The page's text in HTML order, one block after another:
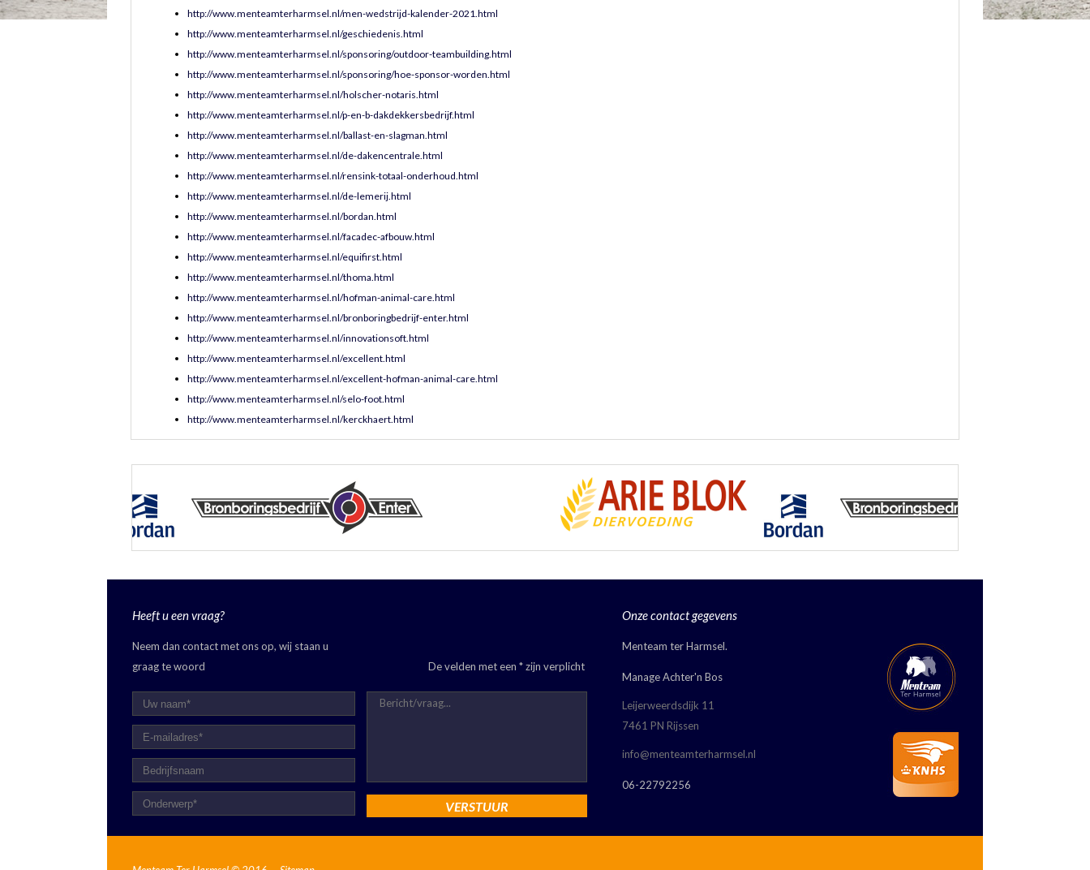
http://www.menteamterharmsel.nl/men-wedstrijd-kalender-2021.html
http://www.menteamterharmsel.nl/geschiedenis.html
http://www.menteamterharmsel.nl/sponsoring/outdoor-teambuilding.html
http://www.menteamterharmsel.nl/sponsoring/hoe-sponsor-worden.html
http://www.menteamterharmsel.nl/holscher-notaris.html
http://www.menteamterharmsel.nl/p-en-b-dakdekkersbedrijf.html
http://www.menteamterharmsel.nl/ballast-en-slagman.html
http://www.menteamterharmsel.nl/de-dakencentrale.html
http://www.menteamterharmsel.nl/rensink-totaal-onderhoud.html
http://www.menteamterharmsel.nl/de-lemerij.html
http://www.menteamterharmsel.nl/bordan.html
http://www.menteamterharmsel.nl/facadec-afbouw.html
http://www.menteamterharmsel.nl/equifirst.html
http://www.menteamterharmsel.nl/thoma.html
http://www.menteamterharmsel.nl/hofman-animal-care.html
http://www.menteamterharmsel.nl/bronboringbedrijf-enter.html
http://www.menteamterharmsel.nl/innovationsoft.html
http://www.menteamterharmsel.nl/excellent.html
http://www.menteamterharmsel.nl/excellent-hofman-animal-care.html
http://www.menteamterharmsel.nl/selo-foot.html
http://www.menteamterharmsel.nl/kerckhaert.html
Heeft u een vraag?
Neem dan contact met ons op, wij staan u
graag te woord
De velden met een * zijn verplicht
Onze contact gegevens
Menteam ter Harmsel.
Manage Achter'n Bos
Leijerweerdsdijk 11
7461 PN Rijssen
info@menteamterharmsel.nl
06-22792256